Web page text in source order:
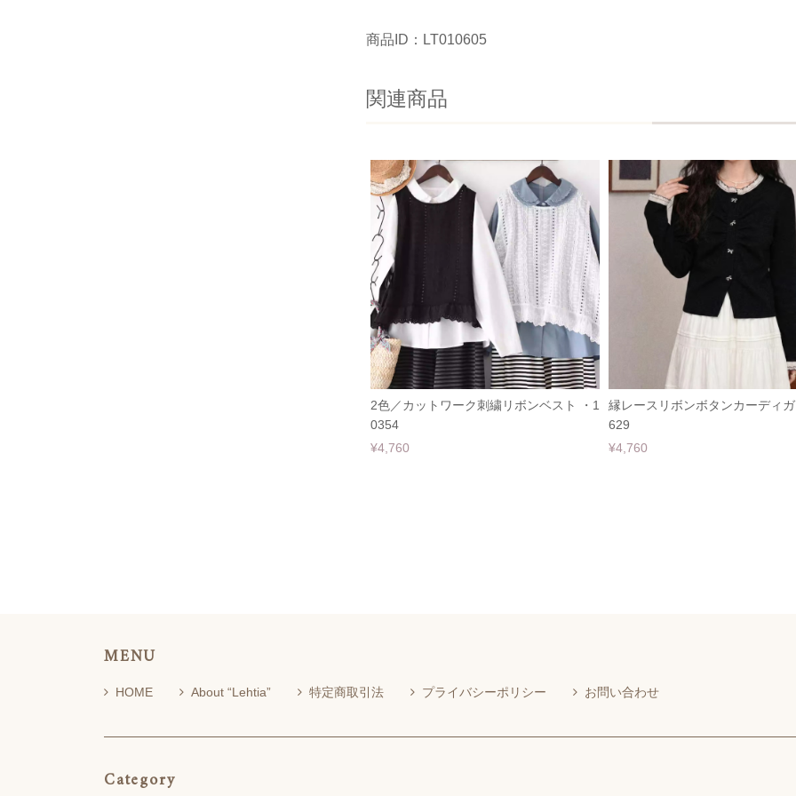
商品ID：LT010605
関連商品
2色／カットワーク刺繍リボンベスト ・1
0354
¥4,760
縁レースリボンボタンカーディ
629
¥4,760
MENU
HOME About “Lehtia” 特定商取引法 プライバシーポリシー お問い合わせ
Category